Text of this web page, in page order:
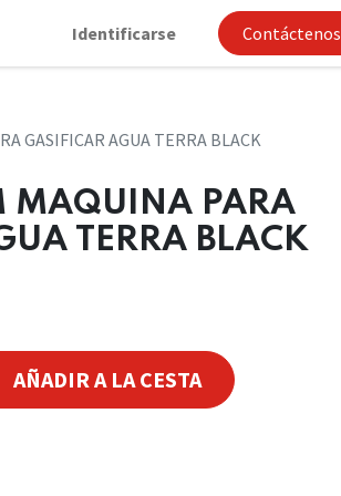
Identificarse Contáctenos
GASIFICAR AGUA TERRA BLACK
MAQUINA PARA
TERRA BLACK
AÑADIR A LA CESTA